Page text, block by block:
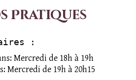
Pratiques
:
Mercredi de 18h à 19h
Mercredi de 19h à 20h15